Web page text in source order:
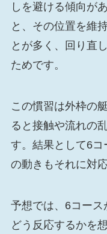
しを避ける傾向が
と、その位置を維
とが多く、回り直
ためです。
この慣習は外枠の
ると接触や流れの
す。結果として6
の動きもそれに対
予想では、6コー
どう反応するかを